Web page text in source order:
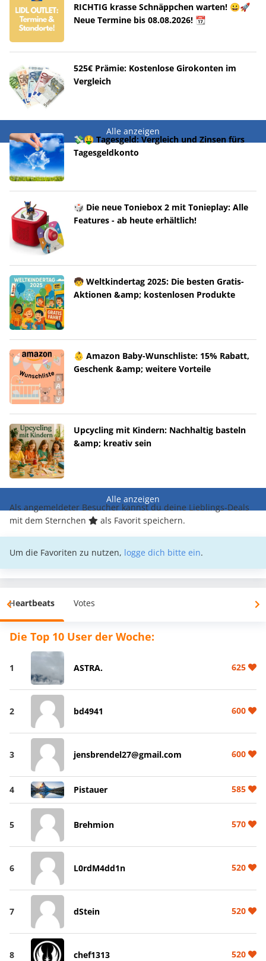
RICHTIG krasse Schnäppchen warten! 😀🚀
Neue Termine bis 08.08.2026! 📆
525€ Prämie: Kostenlose Girokonten im
Vergleich
Alle anzeigen
💸🤑 Tagesgeld: Vergleich und Zinsen fürs
Tagesgeldkonto
🎲 Die neue Toniebox 2 mit Tonieplay: Alle
Features - ab heute erhältlich!
🧒 Weltkindertag 2025: Die besten Gratis-
Aktionen &amp; kostenlosen Produkte
👶 Amazon Baby-Wunschliste: 15% Rabatt,
Geschenk &amp; weitere Vorteile
Upcycling mit Kindern: Nachhaltig basteln
&amp; kreativ sein
Alle anzeigen
Als angemeldeter Besucher kannst du deine Lieblings-Deals
mit dem Sternchen
als Favorit speichern.
Um die Favoriten zu nutzen, logge dich bitte ein.
Heartbeats Votes
Die Top 10 User der Woche:
1 ASTRA. 625
2 bd4941 600
3 jensbrendel27@gmail.com 600
4 Pistauer 585
5 Brehmion 570
6 L0rdM4dd1n 520
7 dStein 520
8 chef1313 520